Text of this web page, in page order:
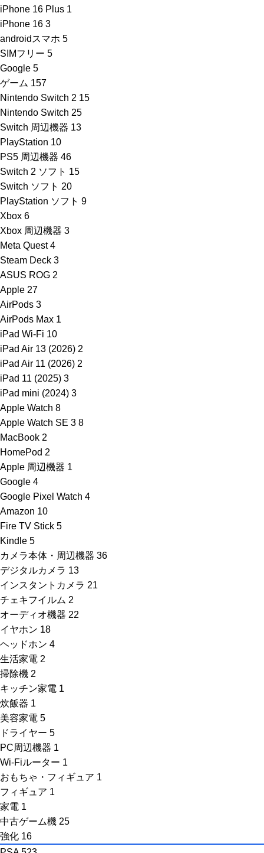
iPhone 16 Plus 1
iPhone 16 3
androidスマホ 5
SIMフリー 5
Google 5
ゲーム 157
Nintendo Switch 2 15
Nintendo Switch 25
Switch 周辺機器 13
PlayStation 10
PS5 周辺機器 46
Switch 2 ソフト 15
Switch ソフト 20
PlayStation ソフト 9
Xbox 6
Xbox 周辺機器 3
Meta Quest 4
Steam Deck 3
ASUS ROG 2
Apple 27
AirPods 3
AirPods Max 1
iPad Wi-Fi 10
iPad Air 13 (2026) 2
iPad Air 11 (2026) 2
iPad 11 (2025) 3
iPad mini (2024) 3
Apple Watch 8
Apple Watch SE 3 8
MacBook 2
HomePod 2
Apple 周辺機器 1
Google 4
Google Pixel Watch 4
Amazon 10
Fire TV Stick 5
Kindle 5
カメラ本体・周辺機器 36
デジタルカメラ 13
インスタントカメラ 21
チェキフイルム 2
オーディオ機器 22
イヤホン 18
ヘッドホン 4
生活家電 2
掃除機 2
キッチン家電 1
炊飯器 1
美容家電 5
ドライヤー 5
PC周辺機器 1
Wi-Fiルーター 1
おもちゃ・フィギュア 1
フィギュア 1
家電 1
中古ゲーム機 25
強化 16